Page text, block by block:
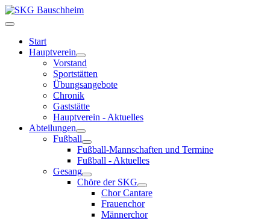
Start
Hauptverein
Vorstand
Sportstätten
Übungsangebote
Chronik
Gaststätte
Hauptverein - Aktuelles
Abteilungen
Fußball
Fußball-Mannschaften und Termine
Fußball - Aktuelles
Gesang
Chöre der SKG
Chor Cantare
Frauenchor
Männerchor